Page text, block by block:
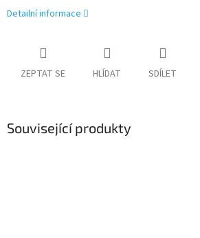
Detailní informace
ZEPTAT SE HLÍDAT SDÍLET
Související produkty